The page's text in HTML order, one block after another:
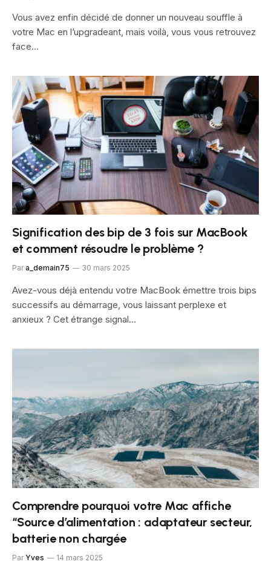
Vous avez enfin décidé de donner un nouveau souffle à
votre Mac en l’upgradeant, mais voilà, vous vous retrouvez
face…
Signification des bip de 3 fois sur MacBook
et comment résoudre le problème ?
Par a_demain75 30 mars 2025
Avez-vous déjà entendu votre MacBook émettre trois bips
successifs au démarrage, vous laissant perplexe et
anxieux ? Cet étrange signal…
Comprendre pourquoi votre Mac affiche
“Source d’alimentation : adaptateur secteur,
batterie non chargée
Par Yves 14 mars 2025